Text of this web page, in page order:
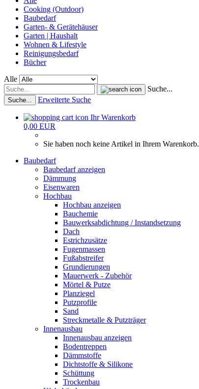
Cooking (Outdoor)
Baubedarf
Garten- & Gerätehäuser
Garten | Haushalt
Wohnen & Lifestyle
Reinigungsbedarf
Bücher
Alle
Suche...
Suche... Erweiterte Suche
Ihr Warenkorb
0,00 EUR
Sie haben noch keine Artikel in Ihrem Warenkorb.
Baubedarf
Baubedarf anzeigen
Dämmung
Eisenwaren
Hochbau
Hochbau anzeigen
Bauchemie
Bauwerksabdichtung / Instandsetzung
Dach
Estrichzusätze
Fugenmassen
Fußabstreifer
Grundierungen
Mauerwerk - Zubehör
Mörtel & Putze
Planziegel
Putzprofile
Sand
Streckmetalle & Putzträger
Innenausbau
Innenausbau anzeigen
Bodentreppen
Dämmstoffe
Dichtstoffe & Silikone
Schüttung
Trockenbau